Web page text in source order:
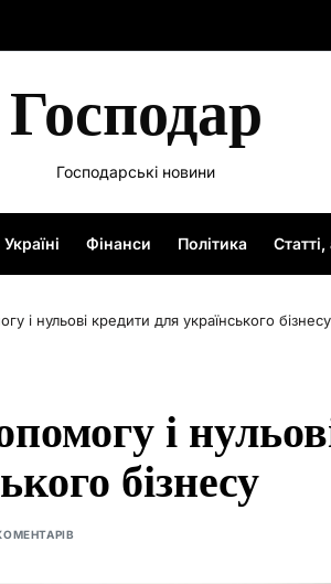
Господар
Господарські новини
Фінанси Політика
і нульові кредити для українського бізнесу
і
бізнесу